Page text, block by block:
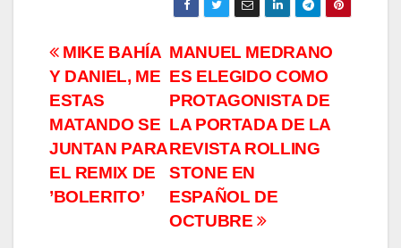
Navegación
de
entradas
MANUEL MEDRANO
ES ELEGIDO COMO
PROTAGONISTA DE
LA PORTADA DE LA
REVISTA ROLLING
STONE EN
ESPAÑOL DE
OCTUBRE
MIKE BAHÍA
Y DANIEL, ME
ESTAS
MATANDO SE
JUNTAN PARA
EL REMIX DE
’BOLERITO’